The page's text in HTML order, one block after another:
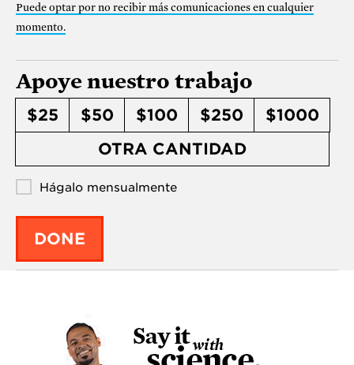
Puede optar por no recibir más comunicaciones en cualquier
momento.
Apoye nuestro trabajo
$25 $50 $100 $250
$1000
OTRA CANTIDAD
Hágalo mensualmente
DONE